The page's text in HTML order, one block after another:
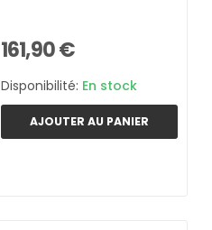
161,90 €
Disponibilité: En stock
AJOUTER AU PANIER